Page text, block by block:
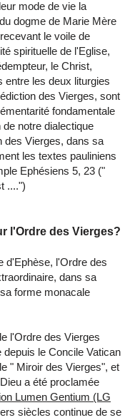
mode de vie la
dogme de Marie Mère
le voile de
spirituelle de l'Eglise,
le Christ,
entre les deux liturgies
des Vierges, sont
fondamentale
notre dialectique
des Vierges, dans sa
les textes pauliniens
Ephésiens 5, 23 ("
....")
l'Ordre des Vierges?
d'Ephèse, l'Ordre des
dans sa
forme monacale
l'Ordre des Vierges
le Concile Vatican
" Miroir des Vierges", et
a été proclamée
Lumen Gentium (LG
siècles continue de se